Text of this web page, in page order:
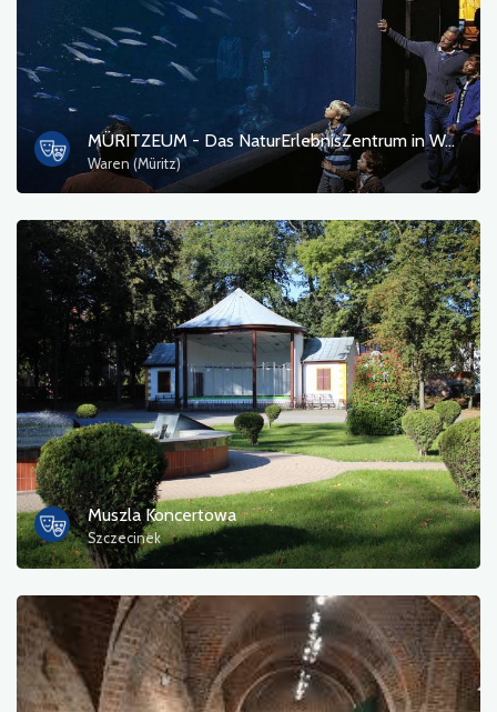
MÜRITZEUM - Das NaturErlebnisZentrum in Waren (Müritz)
Waren (Müritz)
Muszla Koncertowa
Szczecinek